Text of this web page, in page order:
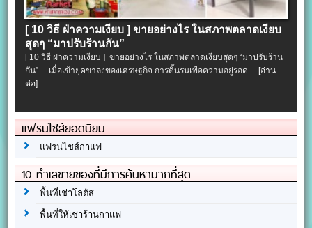
[ 10 วิธี ฝ่าความเงียบ ] ขายอย่างไร ในสภาพตลาดเงียบ
สุดๆ “มาปรับร้านกัน”
[ 10 วิธี ฝ่าความเงียบ ] ขายอย่างไร ในสภาพตลาดเงียบสุดๆ “มาปรับร้าน
กัน” เมื่อเข้ายุคขาลงของเศรษฐกิจ การดิ้นรนเพื่อความอยู่รอด…[อ่าน
ต่อ]
แฟรนไชส์ยอดนิยม
แฟรนไชส์กาแฟ
10 ทำเลขายของที่มีการค้นหามากที่สุด
พื้นที่เช่าโลตัส
พื้นที่ให้เช่าร้านกาแฟ